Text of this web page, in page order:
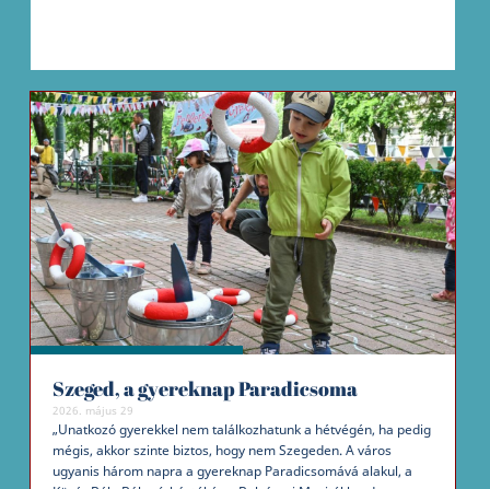
Szeged, a gyereknap Paradicsoma
2026. május 29
„Unatkozó gyerekkel nem találkozhatunk a hétvégén, ha pedig
mégis, akkor szinte biztos, hogy nem Szegeden. A város
ugyanis három napra a gyereknap Paradicsomává alakul, a